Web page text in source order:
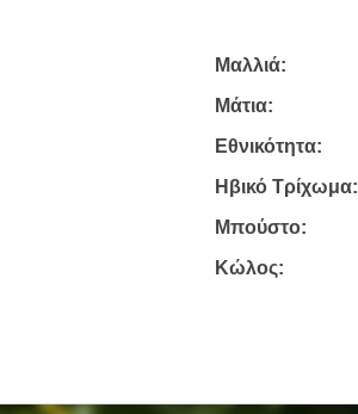
Μαλλιά:
Μάτια:
Εθνικότητα:
Ηβικό Τρίχωμα:
Μπούστο:
Κώλος: